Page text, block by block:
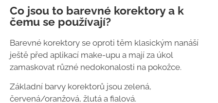
Co jsou to barevné korektory a k
čemu se používají?
Barevné korektory se oproti těm klasickým nanáší
ještě před aplikací make-upu a mají za úkol
zamaskovat různé nedokonalosti na pokožce.
Základní barvy korektorů jsou zelená,
červená/oranžová, žlutá a fialová.